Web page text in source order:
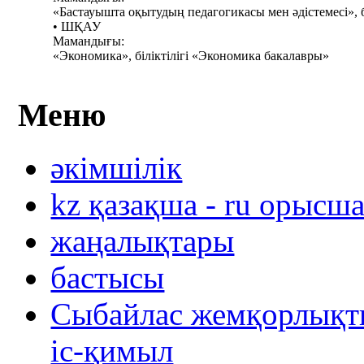
«Бастауышта оқытудың педагогикасы мен әдістемесі»,
• ШҚАУ
Мамандығы:
«Экономика», біліктілігі «Экономика бакалавры»
Меню
әкімшілік
kz қазақша - ru
жаңалықтары
бастысы
Сыбайлас
іс-қимыл